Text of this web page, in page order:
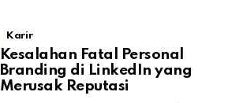
Karir
Kesalahan Fatal Personal
Branding di LinkedIn yang
Merusak Reputasi